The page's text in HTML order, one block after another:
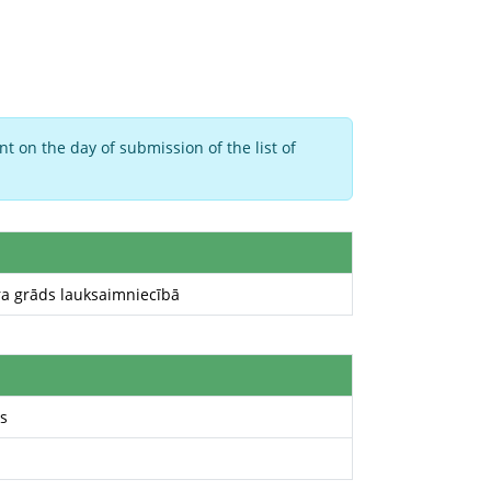
on the day of submission of the list of
grāds lauksaimniecībā